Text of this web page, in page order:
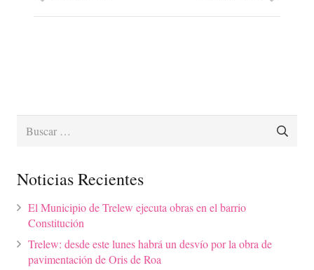
Buscar:
Noticias Recientes
El Municipio de Trelew ejecuta obras en el barrio
Constitución
Trelew: desde este lunes habrá un desvío por la obra de
pavimentación de Oris de Roa